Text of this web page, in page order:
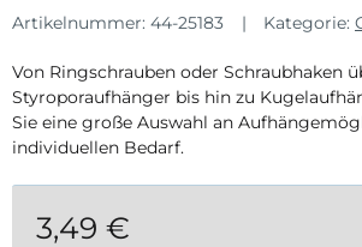
Artikelnummer: 44-25183 Kategorie:
Von Ringschrauben oder Schraubhaken
Styroporaufhänger bis hin zu
Sie eine große Auswahl an
individuellen Bedarf.
3,49 €